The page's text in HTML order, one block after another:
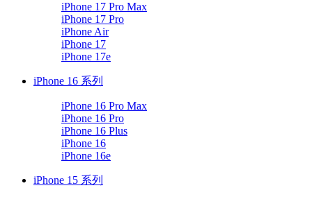
iPhone 17 Pro Max
iPhone 17 Pro
iPhone Air
iPhone 17
iPhone 17e
iPhone 16 系列
iPhone 16 Pro Max
iPhone 16 Pro
iPhone 16 Plus
iPhone 16
iPhone 16e
iPhone 15 系列